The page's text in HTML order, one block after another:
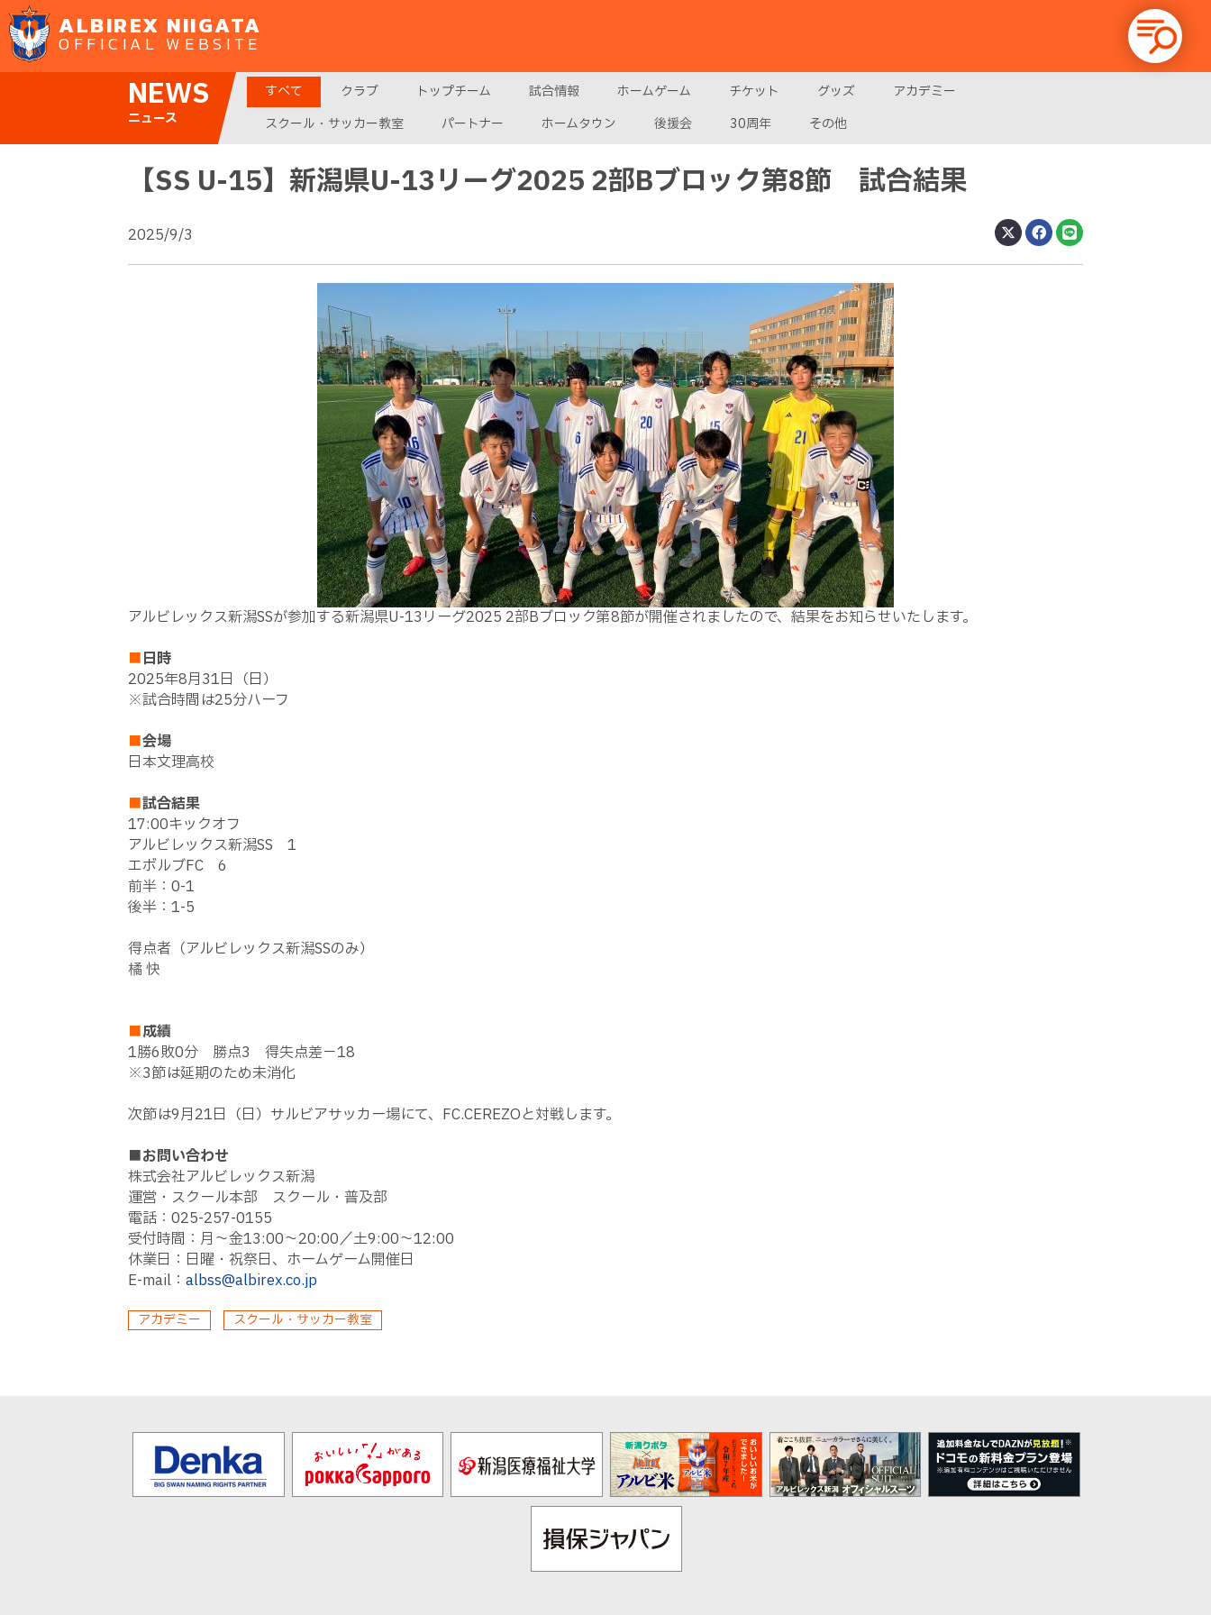
ALBIREX NIIGATA
OFFICIAL WEBSITE
NEWS
ニュース
すべて クラブ トップチーム 試合情報 ホームゲーム チケット グッズ
アカデミー
スクール・サッカー教室
パートナー ホームタウン 後援会 30周年 その他
【SS U-15】新潟県U-13リーグ2025 2部Bブロック第8節 試合結果
2025/9/3
アルビレックス新潟SSが参加する新潟県U-13リーグ2025 2部Bブロック第8節が開催されましたので、結果をお知らせいたします。
■日時
2025年8月31日（日）
※試合時間は25分ハーフ
■会場
日本文理高校
■試合結果
17:00キックオフ
アルビレックス新潟SS 1
エボルブFC 6
前半：0-1
後半：1-5
得点者（アルビレックス新潟SSのみ）
橘 快
■成績
1勝6敗0分 勝点3 得失点差－18
※3節は延期のため未消化
次節は9月21日（日）サルビアサッカー場にて、FC.CEREZOと対戦します。
■お問い合わせ
株式会社アルビレックス新潟
運営・スクール本部 スクール・普及部
電話：025-257-0155
受付時間：月～金13:00～20:00／土9:00～12:00
休業日：日曜・祝祭日、ホームゲーム開催日
E-mail： albss@albirex.co.jp
アカデミー スクール・サッカー教室